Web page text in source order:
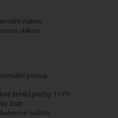
vlákno
vlákno
postup
žehlící plochy 110oC
čistit
sušičce